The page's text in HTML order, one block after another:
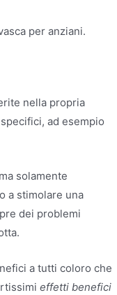
per anziani.
nella propria
ad esempio
solamente
a stimolare una
dei problemi
a tutti coloro che
effetti benefici